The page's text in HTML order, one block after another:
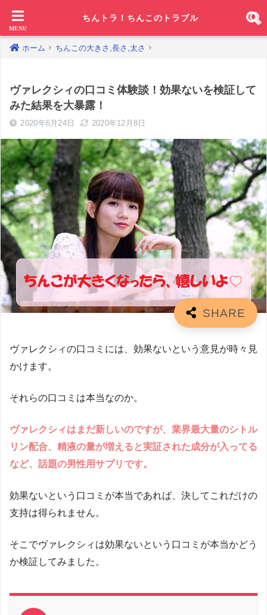
ちんトラ！ちんこのトラブル
ホーム ちんこの大きさ,長さ,太さ
ヴァレクシィの口コミ体験談！効果ないを検証して
みた結果を大暴露！
2020年6月24日 2020年12月8日
ヴァレクシィの口コミには、効果ないという意見が時々見
かけます。
それらの口コミは本当なのか。
ヴァレクシィはまだ新しいのですが、業界最大量のシトル
リン配合、精液の量が増えると実証された成分が入ってる
など、話題の男性用サプリです。
効果ないという口コミが本当であれば、決してこれだけの
支持は得られません。
そこでヴァレクシィは効果ないという口コミが本当かどう
か検証してみました。